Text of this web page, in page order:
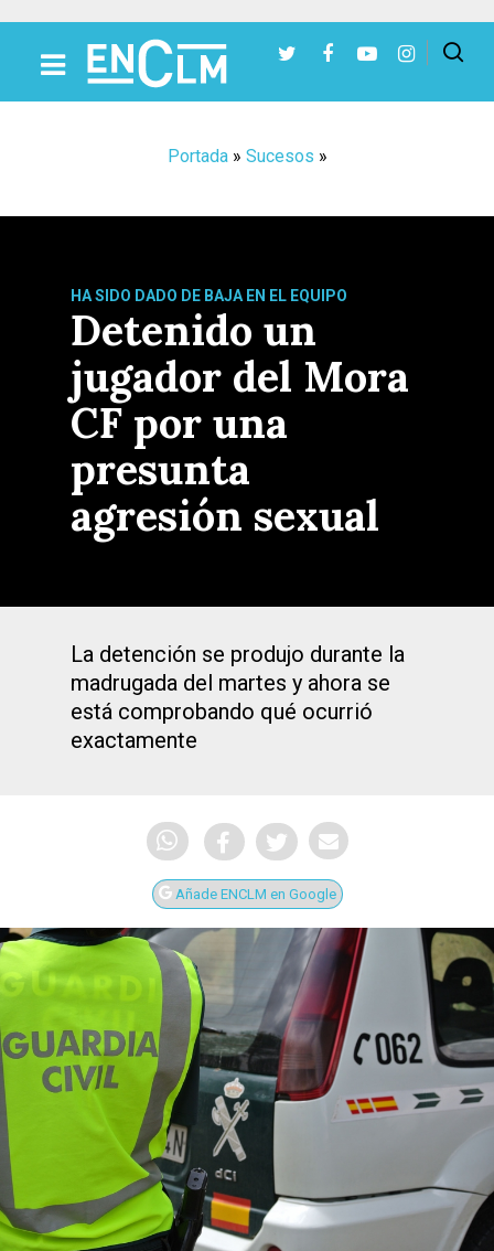
Portada» Sucesos »
HA SIDO DADO DE BAJA EN EL EQUIPO
Detenido un
jugador del Mora
CF por una
presunta
agresión sexual
La detención se produjo durante la
madrugada del martes y ahora se
está comprobando qué ocurrió
exactamente
Añade ENCLM en Google